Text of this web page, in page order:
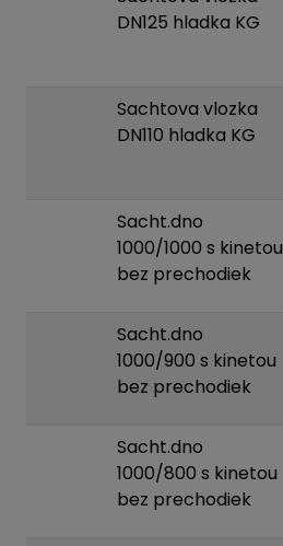
DN125 hladka KG
Sachtova vlozka
DN110 hladka KG
Sacht.dno
1000/1000 s kinetou
bez prechodiek
Sacht.dno
1000/900 s kinetou
bez prechodiek
Sacht.dno
1000/800 s kinetou
bez prechodiek